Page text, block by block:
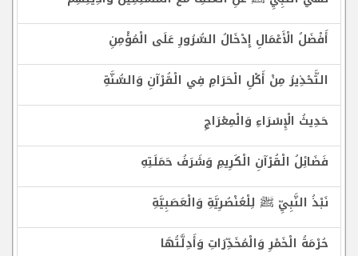
أَفْضَلُ الْأَعْمَالِ إِدْخَالُ السُّرُورِ عَلَى الْمُؤْمِنِ
التَّحْذِيرُ مِنْ أَكْلِ الْحَرَامِ فِي الْقُرْآنِ وَالسُّنَّةِ
حَدِيثُ الْإِسْرَاءِ وَالْمِعْرَاجِ
فَضَائِلُ الْقُرْآنِ الْكَرِيمِ وَشَرَفُ حَمَلَتِهِ
نَبْذُ النَّبِيِّ ﷺ لِلْعُنْصُرِيَّةِ وَالْعَصَبِيَّةِ
حُرْمَةُ الْخَمْرِ وَالْمُخَدِّرَاتِ وَأَدِلَّتُهَا